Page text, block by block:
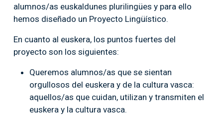
alumnos/as euskaldunes plurilingües y para ello
hemos diseñado un Proyecto Lingüístico.
En cuanto al euskera, los puntos fuertes del
proyecto son los siguientes:
Queremos alumnos/as que se sientan
orgullosos del euskera y de la cultura vasca:
aquellos/as que cuidan, utilizan y transmiten el
euskera y la cultura vasca.